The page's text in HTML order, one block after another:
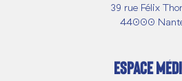
39 rue Félix
44000
ESPACE